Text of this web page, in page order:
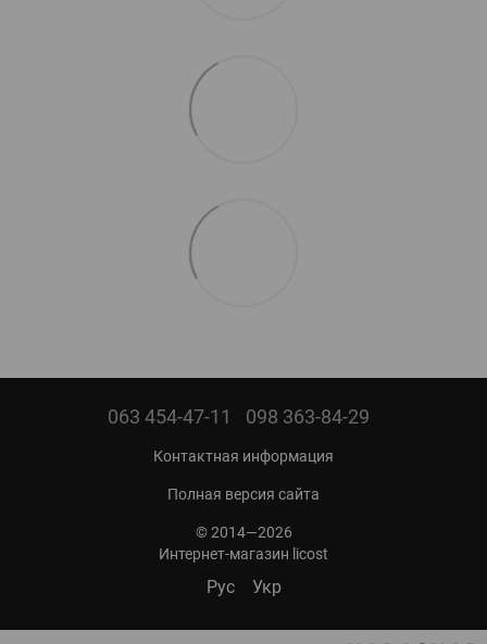
063 454-47-11 098 363-84-29
Контактная информация
Полная версия сайта
© 2014—2026
Интернет-магазин licost
Рус Укр